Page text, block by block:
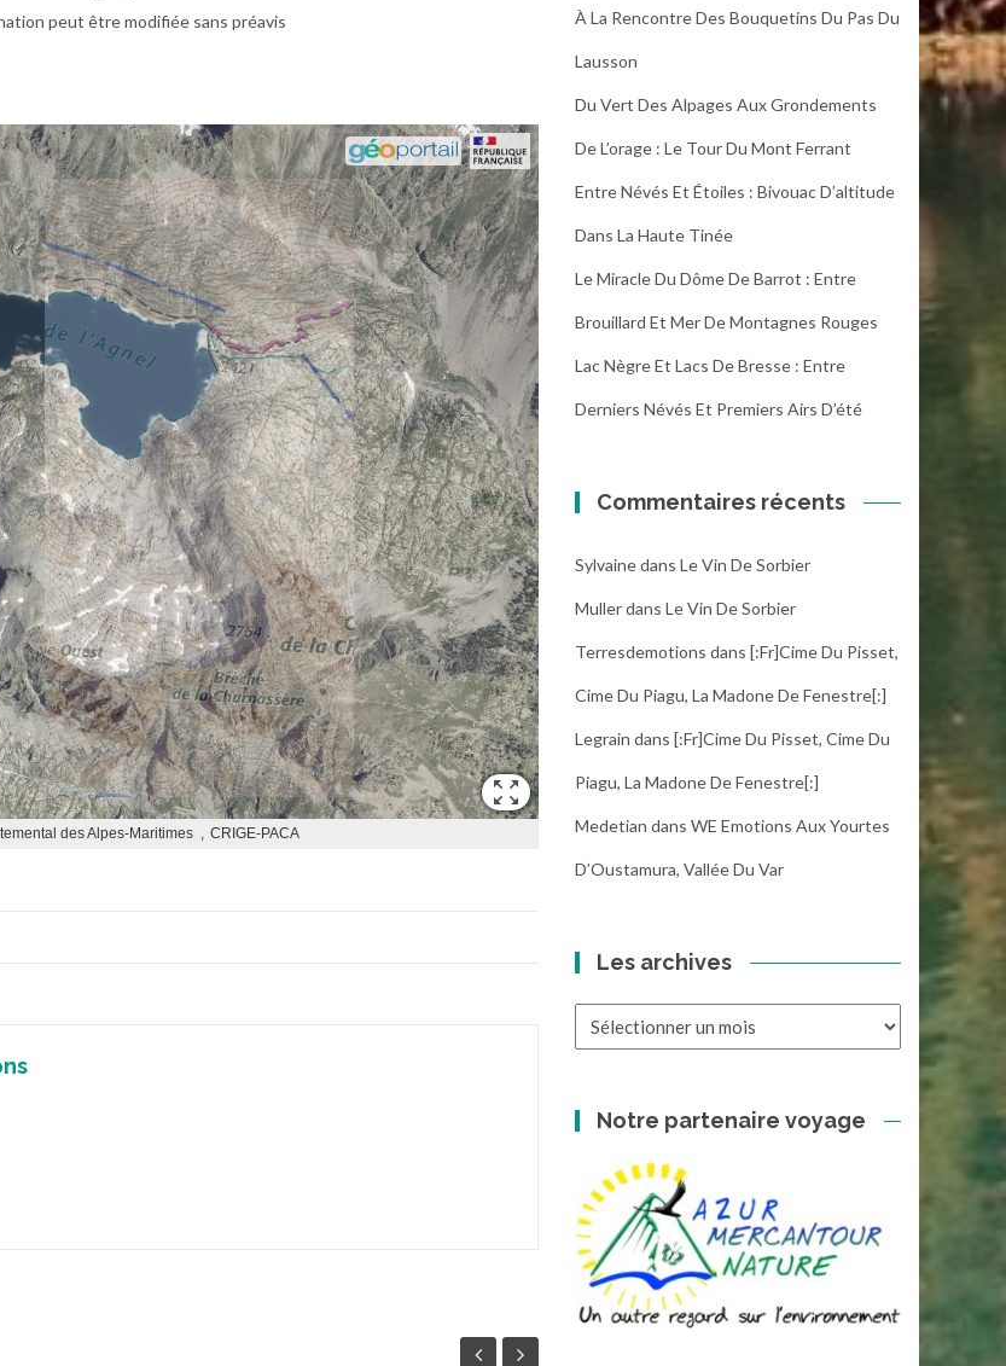
peut être modifiée sans préavis
À La Rencontre Des Bouquetins Du Pas Du
Lausson
Du Vert Des Alpages Aux Grondements
De L’orage : Le Tour Du Mont Ferrant
Entre Névés Et Étoiles : Bivouac D’altitude
Dans La Haute Tinée
Le Miracle Du Dôme De Barrot : Entre
Brouillard Et Mer De Montagnes Rouges
Lac Nègre Et Lacs De Bresse : Entre
Derniers Névés Et Premiers Airs D’été
Commentaires récents
Sylvainedans Le Vin De Sorbier
Mullerdans Le Vin De Sorbier
Terresdemotions dans [:fr]Cime Du Pisset,
Cime Du Piagu, La Madone De Fenestre[:]
Legrain dans [:fr]Cime Du Pisset, Cime Du
Piagu, La Madone De Fenestre[:]
Medetian dans WE Emotions Aux Yourtes
D’Oustamura, Vallée Du Var
Les archives
Notre partenaire voyage